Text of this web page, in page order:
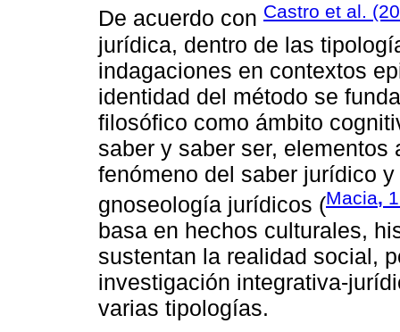
De acuerdo con Castro et al.
jurídica, dentro de las
indagaciones en contextos
identidad del método se
filosófico como ámbito
saber y saber ser,
fenómeno del saber jurídico
gnoseología jurídicos (Macia,
basa en hechos culturales,
sustentan la realidad social,
investigación integrativa-
varias tipologías.